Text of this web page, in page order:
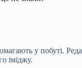
у побуті.
іміджу.